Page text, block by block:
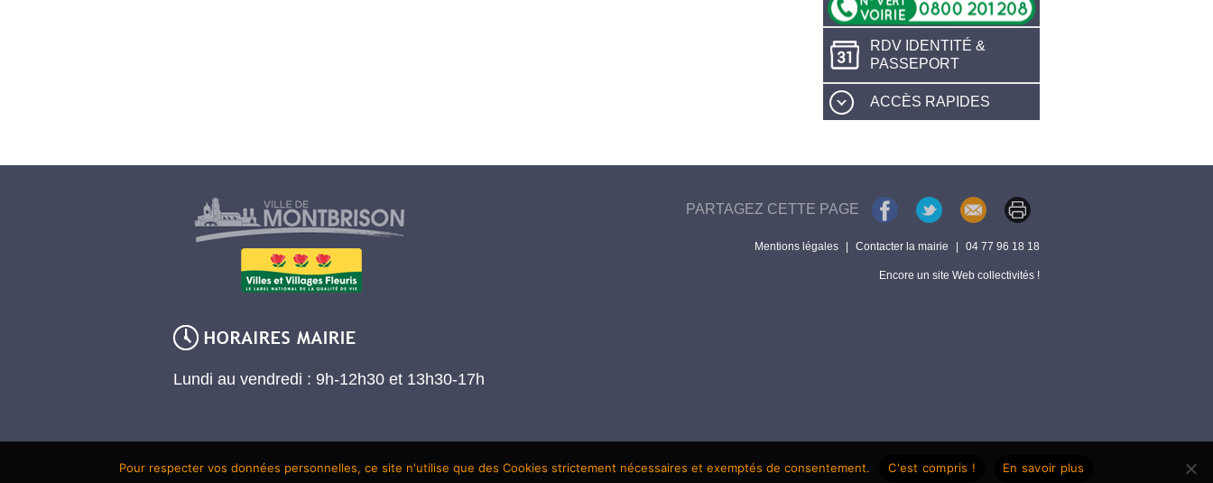
RDV IDENTITÉ &
PASSEPORT
ACCÈS RAPIDES
Lundi au vendredi : 9h-12h30 et 13h30-17h
PARTAGEZ CETTE PAGE
Mentions légales Contacter la mairie 04 77 96 18 18
Encore un site Web collectivités !
Pour respecter vos données personnelles, ce site n'utilise que des Cookies strictement nécessaires et exemptés de consentement. C'est compris ! En savoir plus